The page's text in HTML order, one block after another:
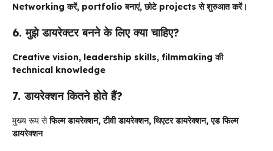
Networking करें, portfolio बनाएं, छोटे projects से शुरुआत करें।
6. मुझे डायरेक्टर बनने के लिए क्या चाहिए?
Creative vision, leadership skills, filmmaking की
technical knowledge
7. डायरेक्शन कितने होते हैं?
मुख्य रूप सेफिल्म डायरेक्शन, टीवी डायरेक्शन, थिएटर डायरेक्शन, एड फिल्म
डायरेक्शन